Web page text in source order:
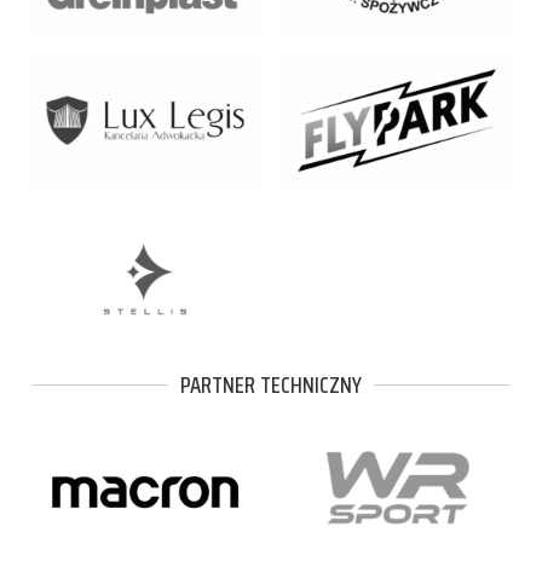
PARTNER TECHNICZNY